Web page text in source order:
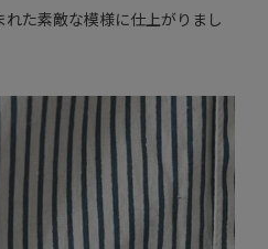
た素敵な模様に仕上がりまし